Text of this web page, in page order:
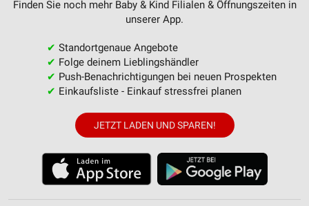
Finden Sie noch mehr Baby & Kind Filialen & Öffnungszeiten in
unserer App.
✔ Standortgenaue Angebote
✔ Folge deinem Lieblingshändler
✔ Push-Benachrichtigungen bei neuen Prospekten
✔ Einkaufsliste - Einkauf stressfrei planen
JETZT LADEN UND SPAREN!